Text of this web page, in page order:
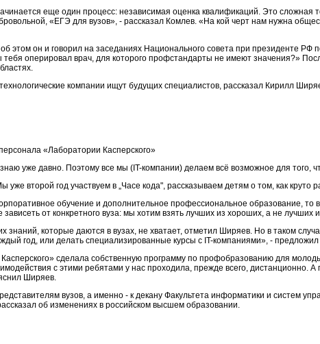
еще один процесс: независимая оценка квалификаций. Это
«ЕГЭ для вузов», - рассказал Комлев. «На кой черт нам нужна
этом он и говорил на заседаниях Национального совета при президенте
оперировал врач, для которого профстандарты не имеют значения?»
компании ищут будущих специалистов, рассказал Кирилл
«Лаборатории Касперского»
знаю уже давно. Поэтому все мы (IT-компании) делаем всё возможное для того,
второй год участвуем в „Часе кода", рассказываем детям о том, как круто
обучение и дополнительное профессиональное образование,
от конкретного вуза: мы хотим взять лучших из хороших, а не лучших
знаний, которые даются в вузах, не хватает, отметил Ширяев. Но в таком
год, или делать специализированные курсы с IT-компаниями», - предложил
сделала собственную программу по профобразованию для
с этими ребятами у нас проходила, прежде всего, дистанционно.
Ширяев.
вузов, а именно - к декану Факультета информатики и систем
об изменениях в российском высшем образовании.